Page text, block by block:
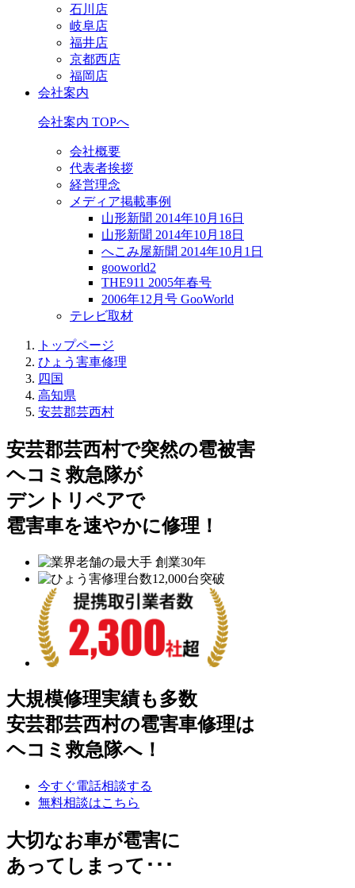
石川店
岐阜店
福井店
京都西店
福岡店
会社案内
会社案内 TOPへ
会社概要
代表者挨拶
経営理念
メディア掲載事例
山形新聞 2014年10月16日
山形新聞 2014年10月18日
へこみ屋新聞 2014年10月1日
gooworld2
THE911 2005年春号
2006年12月号 GooWorld
テレビ取材
トップページ
ひょう害車修理
四国
高知県
安芸郡芸西村
安芸郡芸西村で突然の雹被害
ヘコミ救急隊が
デントリペアで
雹害車を速やかに修理！
大規模修理実績も多数
安芸郡芸西村の雹害車修理は
ヘコミ救急隊へ！
今すぐ電話相談する
無料相談はこちら
大切なお車が雹害に
あってしまって･･･